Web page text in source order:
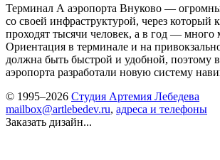
Терминал А аэропорта Внуково —
со своей инфраструктурой, через который
проходят тысячи человек, а в год — много
Ориентация в терминале и на
должна быть быстрой и удобной, поэтому
аэропорта разработали новую систему
© 1995–2026 Студия Артемия Лебедева
mailbox@artlebedev.ru, адреса и телефоны
Заказать дизайн...